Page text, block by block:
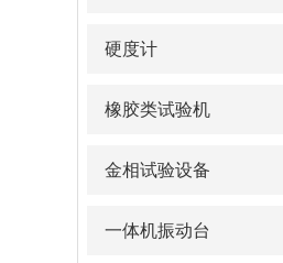
硬度计
橡胶类试验机
金相试验设备
一体机振动台